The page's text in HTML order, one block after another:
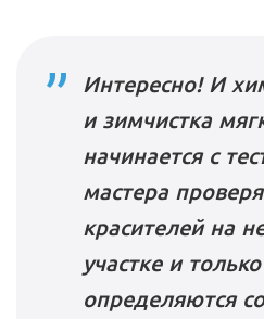
Интересно! И
и зимчистка
начинается с
мастера
красителей на
участке и
определяются